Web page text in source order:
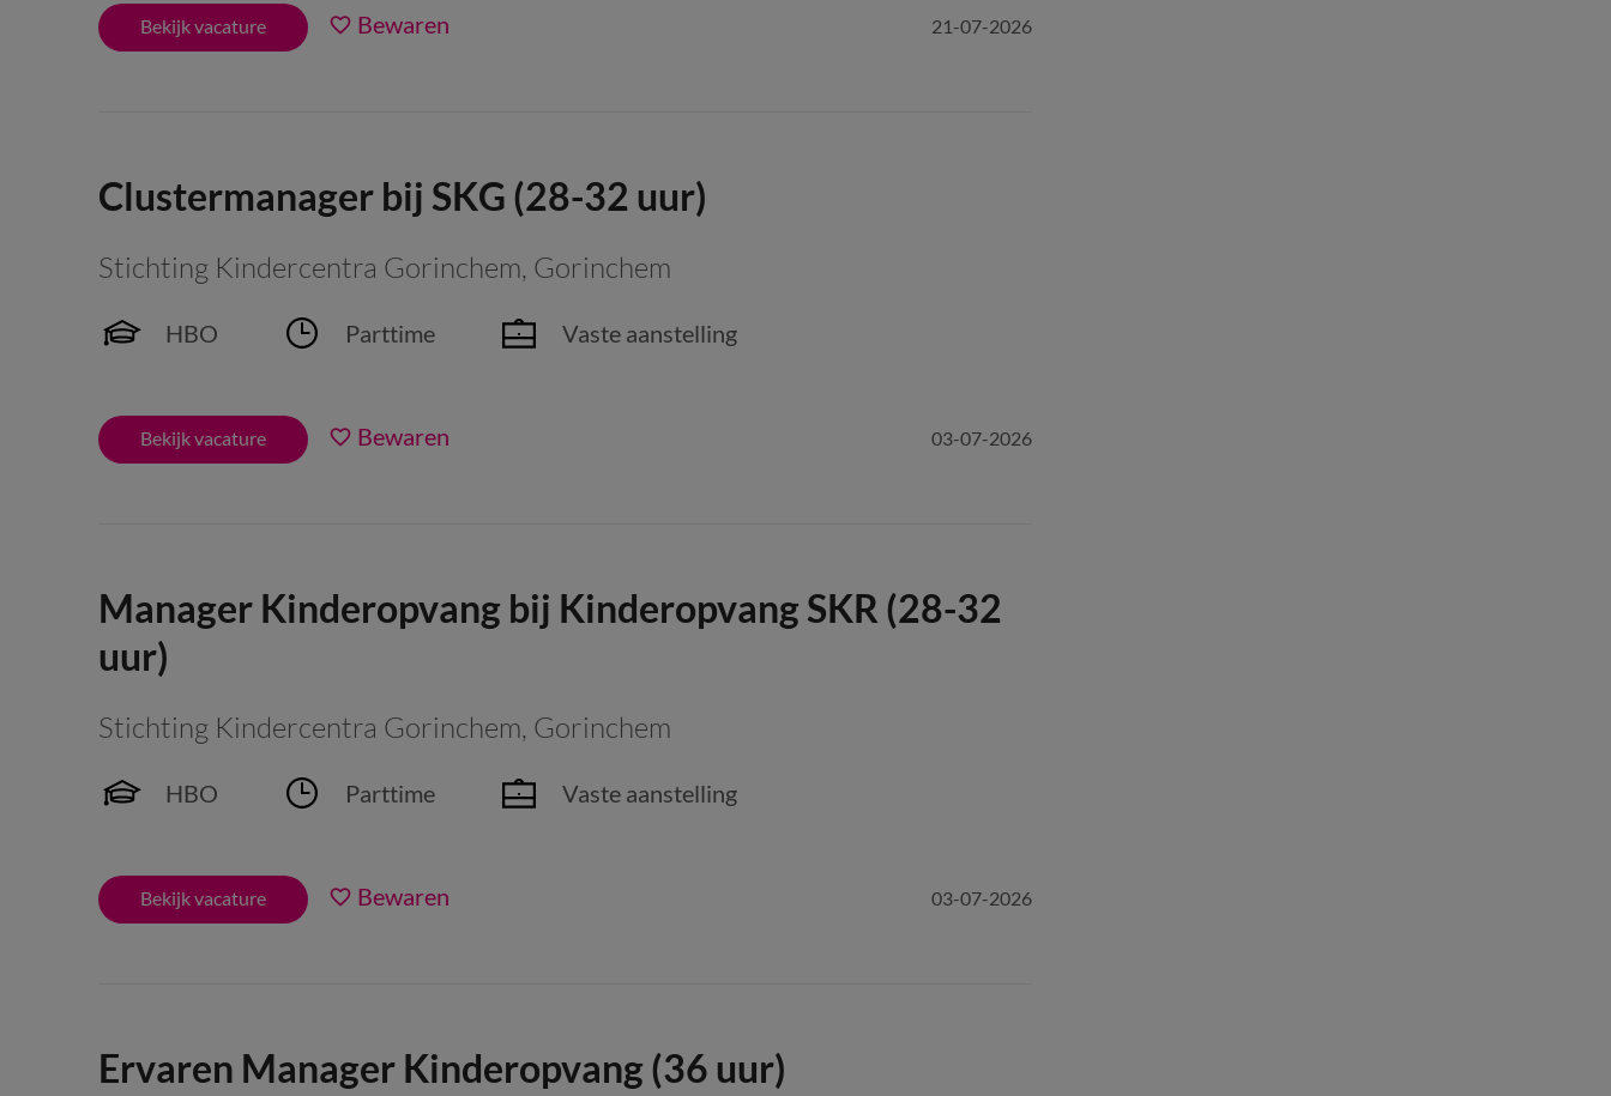
Bekijk vacature Bewaren 21-07-2026
Clustermanager bij SKG (28-32 uur)
Stichting Kindercentra Gorinchem, Gorinchem
HBO Parttime Vaste aanstelling
Bekijk vacature Bewaren 03-07-2026
Manager Kinderopvang bij Kinderopvang SKR (28-32
uur)
Stichting Kindercentra Gorinchem, Gorinchem
HBO Parttime Vaste aanstelling
Bekijk vacature Bewaren 03-07-2026
Ervaren Manager Kinderopvang (36 uur)